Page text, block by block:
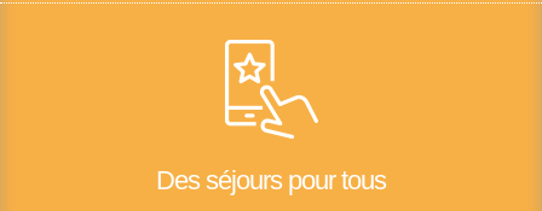
Des séjours pour tous